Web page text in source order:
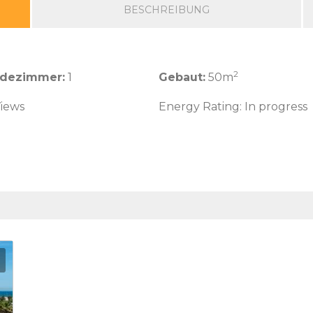
BESCHREIBUNG
1 Gebaut:50m2
Energy Rating: In progress